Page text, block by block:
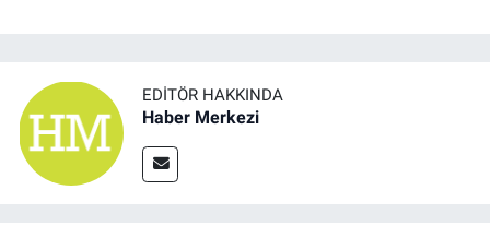
EDITÖR HAKKINDA
Haber Merkezi